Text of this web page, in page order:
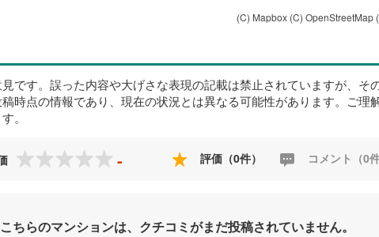
(C) Mapbox (C) OpenStreetMap
です。誤った内容や大げさな表現の記載は禁止されていますが、そ
時点の情報であり、現在の状況とは異なる可能性があります。ご理
。
- 評価（0件） コメント（0件
こちらのマンションは、クチコミがまだ投稿されていません。